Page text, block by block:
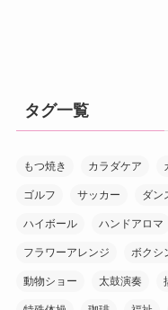
タグ一覧
もつ焼き カラダケア
ゴルフ サッカー ダン
ハイボール ハンドアロマ
フラワーアレンジ ボクシ
動物ショー 太鼓演奏